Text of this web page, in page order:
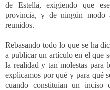
de Estella, exigiendo que
provincia, y de ningún modo
reunidos.
Rebasando todo lo que se ha
a publicar un artículo en el que
la realidad y tan molestas para
explicamos por qué y para qué
cuando constituían un inciso